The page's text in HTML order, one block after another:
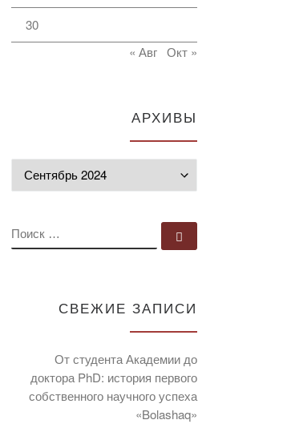
30
« Авг Окт »
АРХИВЫ
ПОИСК
СВЕЖИЕ ЗАПИСИ
От студента Академии до
доктора PhD: история первого
собственного научного успеха
«Bolashaq»